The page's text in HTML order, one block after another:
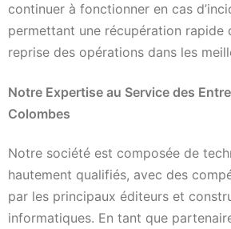
continuer à fonctionner en cas
permettant une récupération rapide
reprise des opérations dans les
Notre Expertise au Service des
Colombes
Notre société est composée de
hautement qualifiés, avec des
par les principaux éditeurs et
informatiques. En tant que